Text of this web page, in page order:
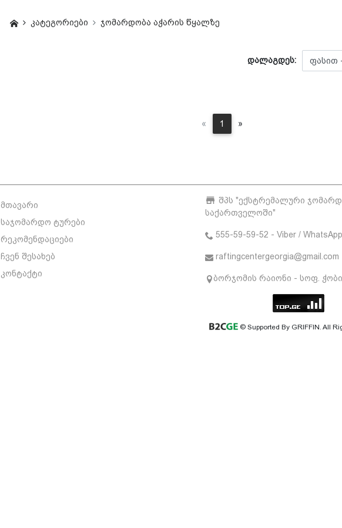
კატეგორიები ჯომარდობა აჭარის წყალზე
დალაგდეს:
«Previous
1 »Next
მთავარი
საჯომარდო ტურები
რეკომენდაციები
ჩვენ შესახებ
კონტაქტი
შპს "ექსტრემალური
საქართველოში"
555-59-59-52 - Viber / WhatsApp
raftingcentergeorgia@gmail.com
ბორჯომის რაიონი - სოფ.
© Supported By GRIFFIN. All